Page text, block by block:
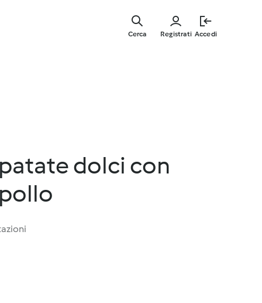
Registrati Accedi
Cerca
dolci con